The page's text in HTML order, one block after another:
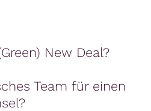
New Deal?
Team für einen